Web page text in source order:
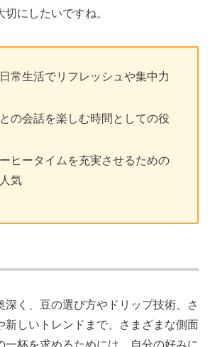
にしたいですね。
常生活でリフレッシュや集中力
の会話を楽しむ時間としての役
ヒータイムを充実させるための
気
深く、豆の選び方やドリップ技術、さ
新しいトレンドまで、さまざまな側面
一杯を求めるためには、自分の好みに